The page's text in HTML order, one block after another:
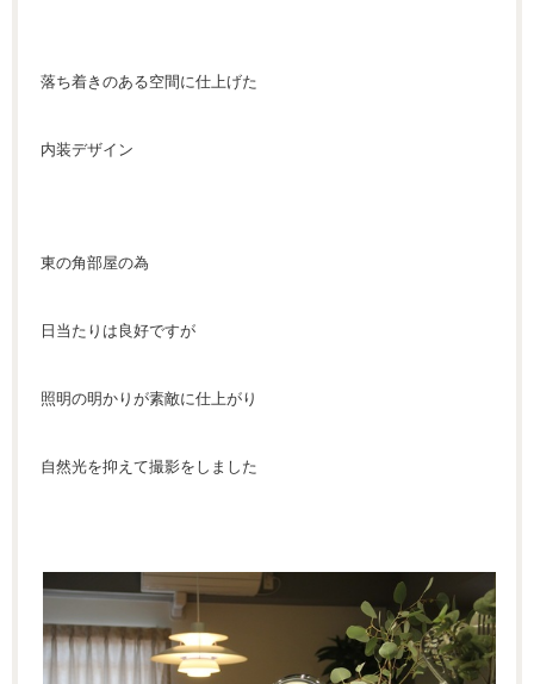
落ち着きのある空間に仕上げた
内装デザイン
東の角部屋の為
日当たりは良好ですが
照明の明かりが素敵に仕上がり
自然光を抑えて撮影をしました